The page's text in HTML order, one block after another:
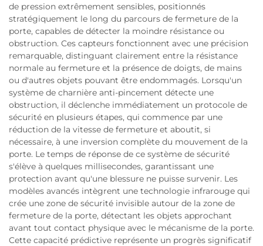
de pression extrêmement sensibles, positionnés
stratégiquement le long du parcours de fermeture de la
porte, capables de détecter la moindre résistance ou
obstruction. Ces capteurs fonctionnent avec une précision
remarquable, distinguant clairement entre la résistance
normale au fermeture et la présence de doigts, de mains
ou d'autres objets pouvant être endommagés. Lorsqu'un
système de charnière anti-pincement détecte une
obstruction, il déclenche immédiatement un protocole de
sécurité en plusieurs étapes, qui commence par une
réduction de la vitesse de fermeture et aboutit, si
nécessaire, à une inversion complète du mouvement de la
porte. Le temps de réponse de ce système de sécurité
s'élève à quelques millisecondes, garantissant une
protection avant qu'une blessure ne puisse survenir. Les
modèles avancés intègrent une technologie infrarouge qui
crée une zone de sécurité invisible autour de la zone de
fermeture de la porte, détectant les objets approchant
avant tout contact physique avec le mécanisme de la porte.
Cette capacité prédictive représente un progrès significatif